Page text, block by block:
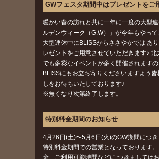
GWフェスタ期間中はプレゼントをご
暖かい春の訪れと共に一年に一度の大型
ルデンウィーク（G.W）」が今年もやって
大型連休中にBLISSからささやかでは あ
レゼントをご用意させていただきます♪ 北
でも多彩なイベントが多く開催されます
BLISSにもお立ち寄りくださいますよう皆
しをお待ちいたしております♪
※無くなり次第終了します。
特別料金期間のお知らせ
4月26日(土)〜5月6日(火)のGW期間につ
特別料金期間での営業となっております
金、ご利用可能時間などに つきましては